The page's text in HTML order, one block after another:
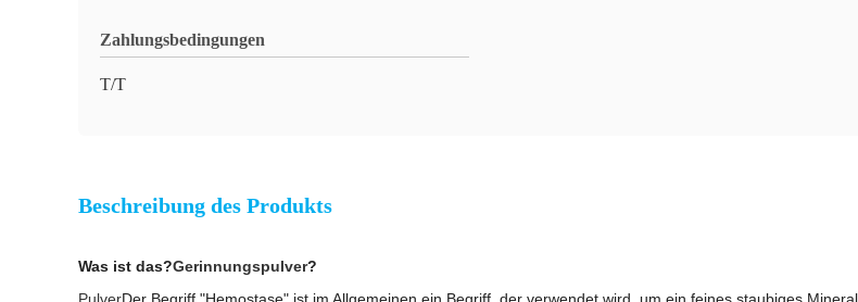
Zahlungsbedingungen
T/T
Beschreibung des Produkts
Was ist das?Gerinnungspulver?